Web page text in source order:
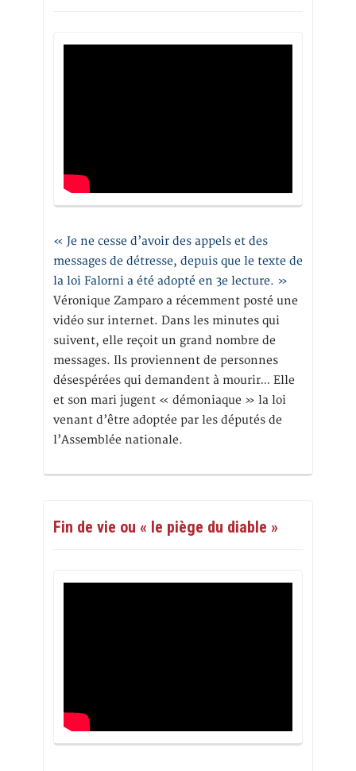
« Je ne cesse d’avoir des appels et des
messages de détresse, depuis que le texte de
la loi Falorni a été adopté en 3e lecture. »
Véronique Zamparo a récemment posté une
vidéo sur internet. Dans les minutes qui
suivent, elle reçoit un grand nombre de
messages. Ils proviennent de personnes
désespérées qui demandent à mourir… Elle
et son mari jugent « démoniaque » la loi
venant d’être adoptée par les députés de
l’Assemblée nationale.
Fin de vie ou « le piège du diable »